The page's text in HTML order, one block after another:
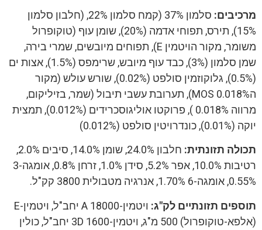
מרכיבים:
סלמון 37% (קמח סלמון 22%, (חלבון סלמון
15%), תירס, תפוחי אדמה (20%), שומן עוף (טוקופרול
משומר, מקור הויטמין E), תפוחים מיובשים, שמרי בירה,
שמן סלמון (3%), כבד עוף מיובש, שרימפס (1.5%), אצות ים
(0.5%), גלוקוזמין סולפט (0.02%), שורש עולש (מקור
הMOS 0.018%), תערובת עשבי תיבול (שמר, בזיליקום,
מרווה 0.018% ), פרוקטו אוליגוסכרידים (0.012%), תמצית
יוקה (0.01%), כונדרויטין סולפט (0.012%)
תכולה תזונתית:
חלבון 24.0%, שומן 14.0%, סיבים 2.0%,
רטיבות 10.0%, אפר 5.2%, סידן 1.0%, זרחן 0.8%, אומגה-3
0.55%, אומגה-6 1.70%, אנרגיה מטבולית 3800 קק"ל.
תוספים תזונתיים לק"ג:
ויטמין-A 18000 יחב"ל, ויטמין-E
(אלפא-טוקופרול) 500 מ"ג, ויטמין-3D 1600 יחב"ל, כולין